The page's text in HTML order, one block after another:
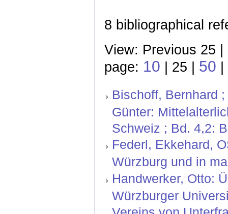
8 bibliographical
View: Previous 25
page: 10 | 25 | 50 |
Bischoff, Bernhard
Günter:
Schweiz ; Bd. 4,2:
Federl, Ekkehard,
Würzburg und in
Handwerker, Otto:
Würzburger